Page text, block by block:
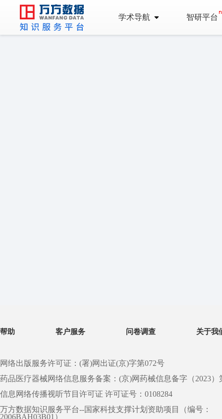
学术导航 智研平台
帮助 客户服务 问卷调查 关于我
网络出版服务许可证：(署)网出证(京)字第072号
药品医疗器械网络信息服务备案：(京)网药械信息备字（2023）
信息网络传播视听节目许可证 许可证号：0108284
万方数据知识服务平台--国家科技支撑计划资助项目（编号：
2006BAH03B01）